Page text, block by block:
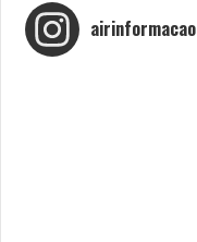
airinformacao